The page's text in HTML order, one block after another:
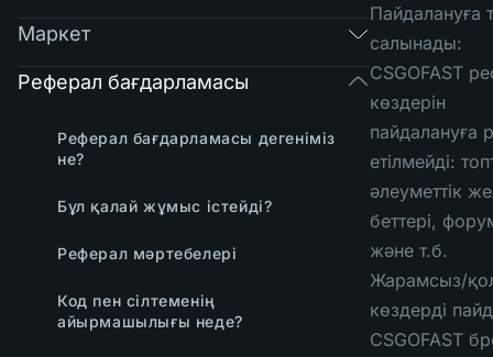
Маркет
Реферал бағдарламасы
Реферал бағдарламасы дегеніміз
не?
Бұл қалай жұмыс істейді?
Реферал мәртебелері
Код пен сілтеменің
айырмашылығы неде?
Пайдалануға
салынады:
CSGOFAST
көздерін
пайдалануға
етілмейді:
әлеуметтік
беттері,
және т.б.
Жарамсыз/
көздерді
CSGOFAST